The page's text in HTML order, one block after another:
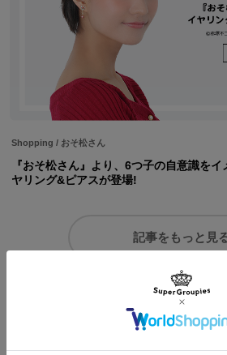
Shopping / おそ松さん
『おそ松さん』より、6つ子の自意識をイ
ヤリング&ピアスが登場!
記事をもっと見
コーディネートを見る